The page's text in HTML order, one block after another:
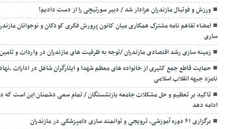
ورزش و فوتبال مازندران عزادار شد / دبیر سورتیچی را از دست دادیم!
امضاء تفاهم نامه مشترک همکاری میان کانون پرورش فکری کودکان و نوجوانان
ساری
زمینه سازی رشد اقتصادی مازندران /توجه به ظرفیت های مازندران در واردات و
حمایت قاطع جمع کثیری از خانواده های معظم شهدا و ایثارگران شاغل در ادارات
نامزد جبهه انقلاب اسلامی
تاکید بر تعظیم و حل مشکلات جامعه بازنشستگان / تمام سعی دشمنان این است که
ادامه دهد
برگزاری ۶۱ دوره آموزشی، ترویجی و توانمند سازی دامپزشکی در مازندران